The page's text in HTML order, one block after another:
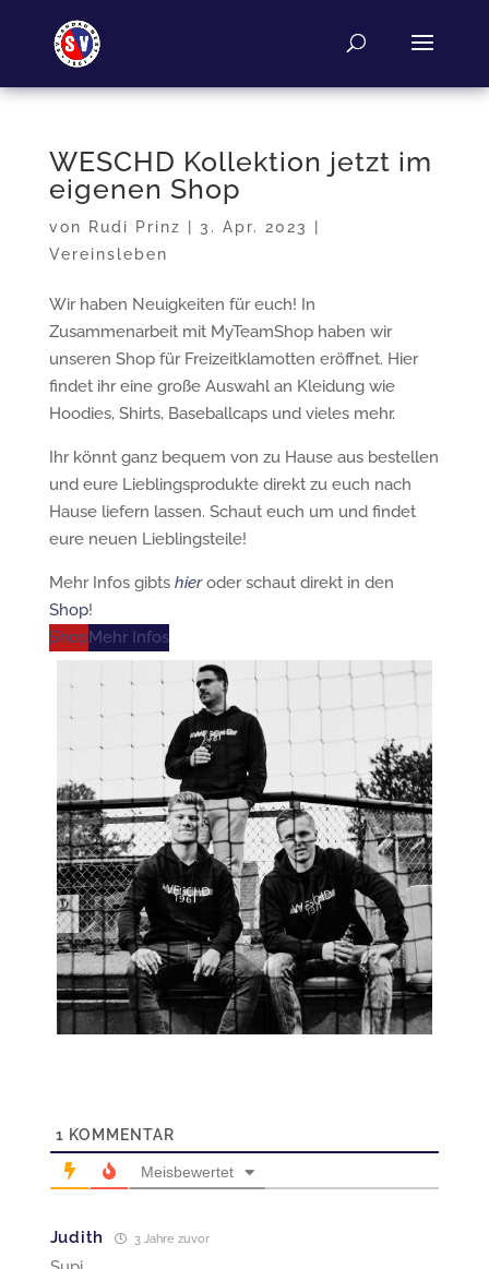
WESCHD Kollektion jetzt im
eigenen Shop
von Rudi Prinz 3. Apr. 2023
Vereinsleben
Wir haben Neuigkeiten für euch! In
Zusammenarbeit mit MyTeamShop haben wir
unseren Shop für Freizeitklamotten eröffnet. Hier
findet ihr eine große Auswahl an Kleidung wie
Hoodies, Shirts, Baseballcaps und vieles mehr.
Ihr könnt ganz bequem von zu Hause aus bestellen
und eure Lieblingsprodukte direkt zu euch nach
Hause liefern lassen. Schaut euch um und findet
eure neuen Lieblingsteile!
Mehr Infos gibts hieroder schaut direkt in den
Shop!
ShopMehr Infos
1 KOMMENTAR
Meisbewertet
Judith 3 Jahre zuvor